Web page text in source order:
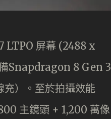
LTPO 屏幕 (2488 x
Snapdragon 8 Gen 3
）。至於拍攝效能
主鏡頭 + 1,200 萬像